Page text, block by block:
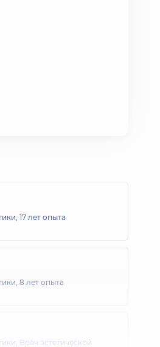
17 лет опыта
8 лет опыта
Врач эстетической